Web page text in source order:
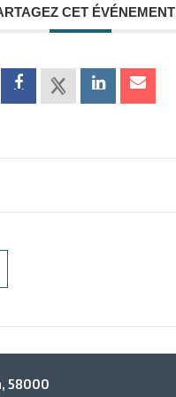
CET ÉVÉNEMENT
58000